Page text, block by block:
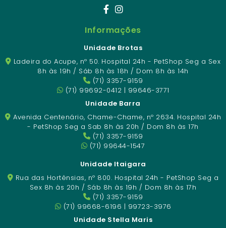
Informações
Unidade Brotas
Ladeira do Acupe, nº 50. Hospital 24h - PetShop Seg a Sex
8h às 19h / Sáb 8h às 18h / Dom 8h às 14h
(71) 3357-9159
(71) 99692-0412 | 99646-3771
Unidade Barra
Avenida Centenário, Chame-Chame, nº 2634. Hospital 24h
- PetShop Seg a Sab 8h às 20h / Dom 8h às 17h
(71) 3357-9159
(71) 99644-1547
Unidade Itaigara
Rua das Hortênsias, nº 800. Hospital 24h - PetShop Seg a
Sex 8h às 20h / Sáb 8h às 19h / Dom 8h às 17h
(71) 3357-9159
(71) 99668-6196 | 99723-3976
Unidade Stella Maris